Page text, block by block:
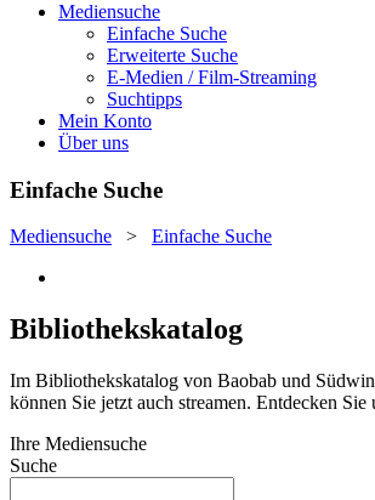
Mediensuche
Einfache Suche
Erweiterte Suche
E-Medien / Film-Streaming
Suchtipps
Mein Konto
Über uns
Einfache Suche
Mediensuche > Einfache Suche
Bibliothekskatalog
Im Bibliothekskatalog von Baobab und
können Sie jetzt auch streamen. Entdecken Sie
Ihre Mediensuche
Suche